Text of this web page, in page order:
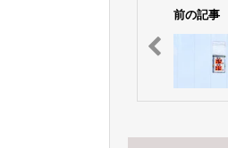
前の記事